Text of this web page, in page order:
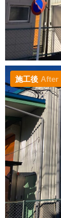
施工後 After